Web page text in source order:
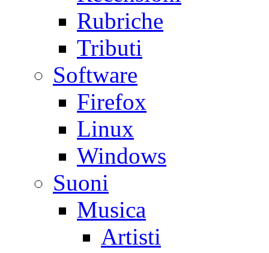
Rubriche
Tributi
Software
Firefox
Linux
Windows
Suoni
Musica
Artisti